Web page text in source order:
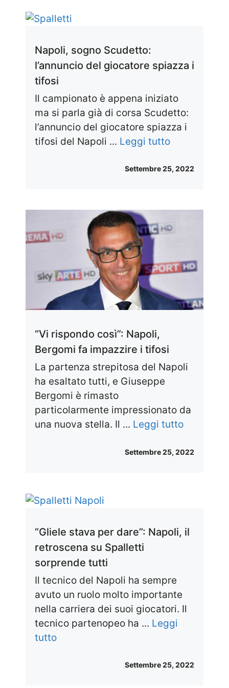
Napoli, sogno Scudetto:
l’annuncio del giocatore spiazza i
tifosi
Il campionato è appena iniziato
ma si parla già di corsa Scudetto:
l’annuncio del giocatore spiazza i
tifosi del Napoli ... Leggi tutto
Settembre 25, 2022
“Vi rispondo così”: Napoli,
Bergomi fa impazzire i tifosi
La partenza strepitosa del Napoli
ha esaltato tutti, e Giuseppe
Bergomi è rimasto
particolarmente impressionato da
una nuova stella. Il ... Leggi tutto
Settembre 25, 2022
“Gliele stava per dare”: Napoli, il
retroscena su Spalletti
sorprende tutti
Il tecnico del Napoli ha sempre
avuto un ruolo molto importante
nella carriera dei suoi giocatori. Il
tecnico partenopeo ha ... Leggi
tutto
Settembre 25, 2022